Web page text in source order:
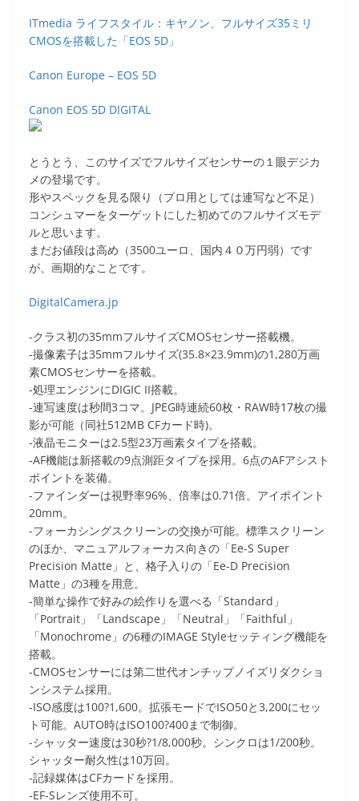
ITmedia ライフスタイル：キヤノン、フルサイズ35ミリ
CMOSを搭載した「EOS 5D」
Canon Europe – EOS 5D
Canon EOS 5D DIGITAL
とうとう、このサイズでフルサイズセンサーの１眼デジカ
メの登場です。
形やスペックを見る限り（プロ用としては連写など不足）
コンシュマーをターゲットにした初めてのフルサイズモデ
ルと思います。
まだお値段は高め（3500ユーロ、国内４０万円弱）です
が、画期的なことです。
DigitalCamera.jp
-クラス初の35mmフルサイズCMOSセンサー搭載機。
-撮像素子は35mmフルサイズ(35.8×23.9mm)の1,280万画
素CMOSセンサーを搭載。
-処理エンジンにDIGIC II搭載。
-連写速度は秒間3コマ。JPEG時連続60枚・RAW時17枚の撮
影が可能（同社512MB CFカード時)。
-液晶モニターは2.5型23万画素タイプを搭載。
-AF機能は新搭載の9点測距タイプを採用。6点のAFアシスト
ポイントを装備。
-ファインダーは視野率96%、倍率は0.71倍。アイポイント
20mm。
-フォーカシングスクリーンの交換が可能。標準スクリーン
のほか、マニュアルフォーカス向きの「Ee-S Super
Precision Matte」と、格子入りの「Ee-D Precision
Matte」の3種を用意。
-簡単な操作で好みの絵作りを選べる「Standard」
「Portrait」「Landscape」「Neutral」「Faithful」
「Monochrome」の6種のIMAGE Styleセッティング機能を
搭載。
-CMOSセンサーには第二世代オンチップノイズリダクショ
ンシステム採用。
-ISO感度は100?1,600。拡張モードでISO50と3,200にセッ
ト可能。AUTO時はISO100?400まで制御。
-シャッター速度は30秒?1/8,000秒。シンクロは1/200秒。
シャッター耐久性は10万回。
-記録媒体はCFカードを採用。
-EF-Sレンズ使用不可。